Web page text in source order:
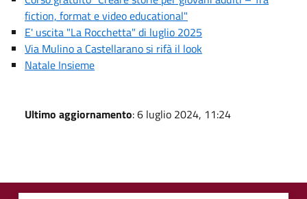
fiction, format e video educational"
E' uscita "La Rocchetta" di luglio 2025
Via Mulino a Castellarano si rifà il look
Natale Insieme
Ultimo aggiornamento: 6 luglio 2024, 11:24